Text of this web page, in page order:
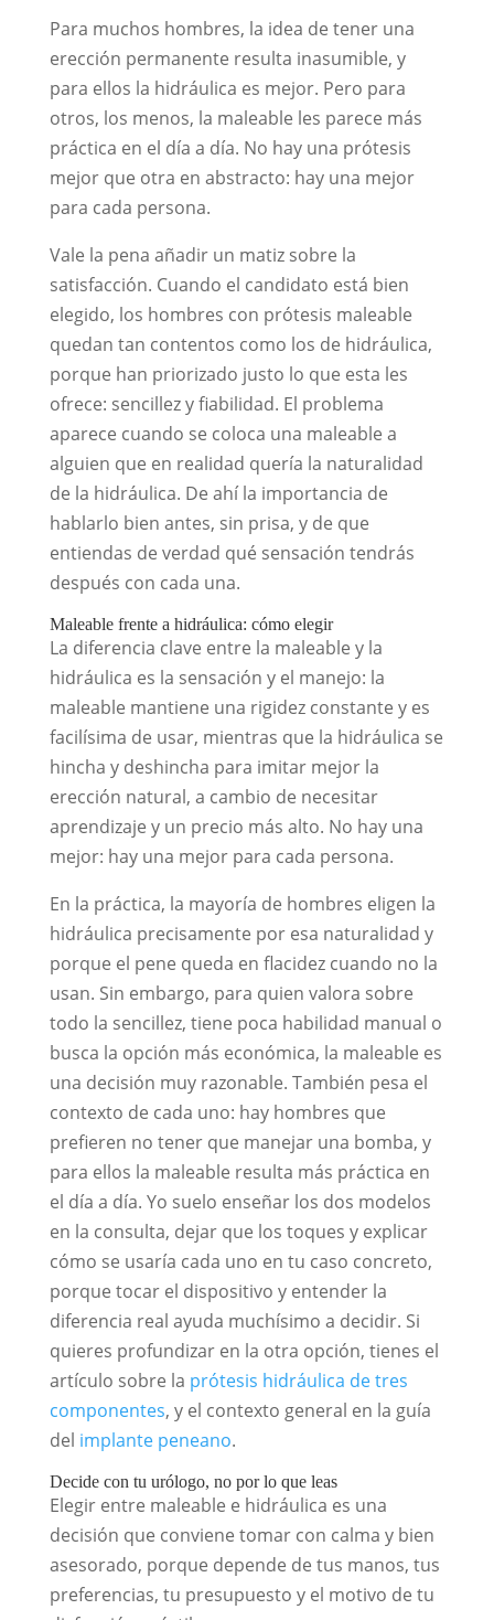
Para muchos hombres, la idea de tener una
erección permanente resulta inasumible, y
para ellos la hidráulica es mejor. Pero para
otros, los menos, la maleable les parece más
práctica en el día a día. No hay una prótesis
mejor que otra en abstracto: hay una mejor
para cada persona.
Vale la pena añadir un matiz sobre la
satisfacción. Cuando el candidato está bien
elegido, los hombres con prótesis maleable
quedan tan contentos como los de hidráulica,
porque han priorizado justo lo que esta les
ofrece: sencillez y fiabilidad. El problema
aparece cuando se coloca una maleable a
alguien que en realidad quería la naturalidad
de la hidráulica. De ahí la importancia de
hablarlo bien antes, sin prisa, y de que
entiendas de verdad qué sensación tendrás
después con cada una.
Maleable frente a hidráulica: cómo elegir
La diferencia clave entre la maleable y la
hidráulica es la sensación y el manejo: la
maleable mantiene una rigidez constante y es
facilísima de usar, mientras que la hidráulica se
hincha y deshincha para imitar mejor la
erección natural, a cambio de necesitar
aprendizaje y un precio más alto. No hay una
mejor: hay una mejor para cada persona.
En la práctica, la mayoría de hombres eligen la
hidráulica precisamente por esa naturalidad y
porque el pene queda en flacidez cuando no la
usan. Sin embargo, para quien valora sobre
todo la sencillez, tiene poca habilidad manual o
busca la opción más económica, la maleable es
una decisión muy razonable. También pesa el
contexto de cada uno: hay hombres que
prefieren no tener que manejar una bomba, y
para ellos la maleable resulta más práctica en
el día a día. Yo suelo enseñar los dos modelos
en la consulta, dejar que los toques y explicar
cómo se usaría cada uno en tu caso concreto,
porque tocar el dispositivo y entender la
diferencia real ayuda muchísimo a decidir. Si
quieres profundizar en la otra opción, tienes el
artículo sobre la prótesis hidráulica de tres
componentes, y el contexto general en la guía
del implante peneano.
Decide con tu urólogo, no por lo que leas
Elegir entre maleable e hidráulica es una
decisión que conviene tomar con calma y bien
asesorado, porque depende de tus manos, tus
preferencias, tu presupuesto y el motivo de tu